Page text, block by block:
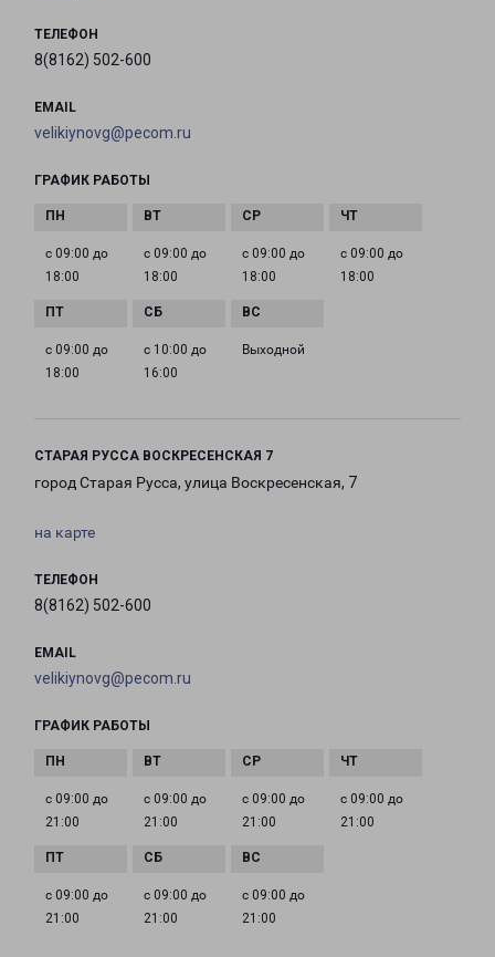
ТЕЛЕФОН
8(8162) 502-600
EMAIL
velikiynovg@pecom.ru
ГРАФИК РАБОТЫ
с 09:00 до
18:00
с 09:00 до
18:00
с 09:00 до
18:00
с 09:00 до
18:00
с 09:00 до
18:00
с 10:00 до
16:00
Выходной
СТАРАЯ РУССА ВОСКРЕСЕНСКАЯ 7
город Старая Русса, улица Воскресенская, 7
на карте
ТЕЛЕФОН
8(8162) 502-600
EMAIL
velikiynovg@pecom.ru
ГРАФИК РАБОТЫ
с 09:00 до
21:00
с 09:00 до
21:00
с 09:00 до
21:00
с 09:00 до
21:00
с 09:00 до
21:00
с 09:00 до
21:00
с 09:00 до
21:00